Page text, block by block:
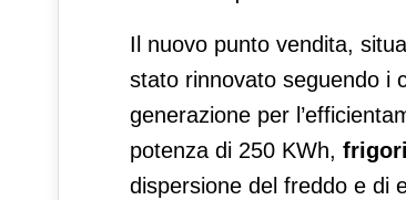
Il nuovo punto vendita,
stato rinnovato seguendo i
generazione per
potenza di 250 KWh,
dispersione del freddo e di